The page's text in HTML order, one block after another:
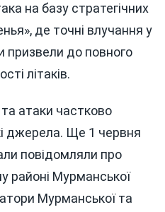
на базу стратегічних
де точні влучання у
призвели до повного
літаків.
атаки частково
джерела. Ще 1 червня
повідомляли про
районі Мурманської
Мурманської та